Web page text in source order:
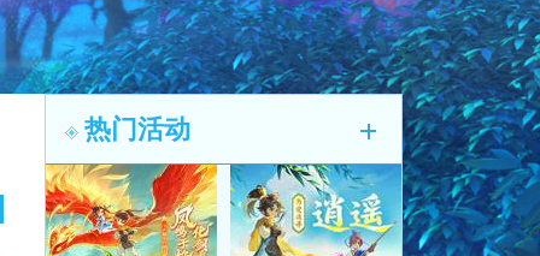
热门活动